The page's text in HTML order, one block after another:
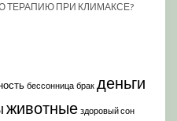
ТЕРАПИЮ ПРИ КЛИМАКСЕ?
бессонница брак деньги
животные здоровый сон